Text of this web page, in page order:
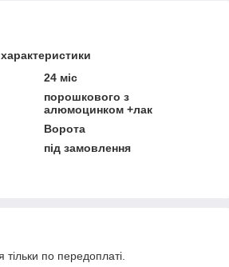
24 міс
порошкового з
алюмоцинком +лак
Ворота
під замовлення
тільки по передоплаті.